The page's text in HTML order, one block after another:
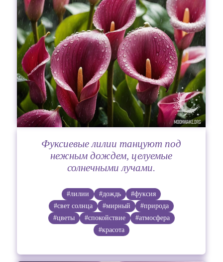
Фуксиевые лилии танцуют под
нежным дождем, целуемые
солнечными лучами.
#лилии #дождь
#фуксия
#свет солнца
#мирный
#природа
#цветы
#спокойствие
#атмосфера
#красота